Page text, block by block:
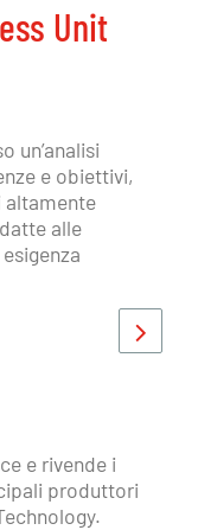
Unit
un’analisi
e obiettivi,
altamente
alle
e rivende i
produttori